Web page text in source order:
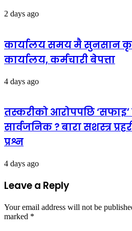
2 days ago
कार्यालय समय मै सुनसान
कार्यालय, कर्मचारी बेपत्ता
4 days ago
तस्करीको आरोपपछि
सार्वजनिक ? बारा सशस्त्र
प्रश्न
4 days ago
Leave a Reply
Your email address will not be
marked *